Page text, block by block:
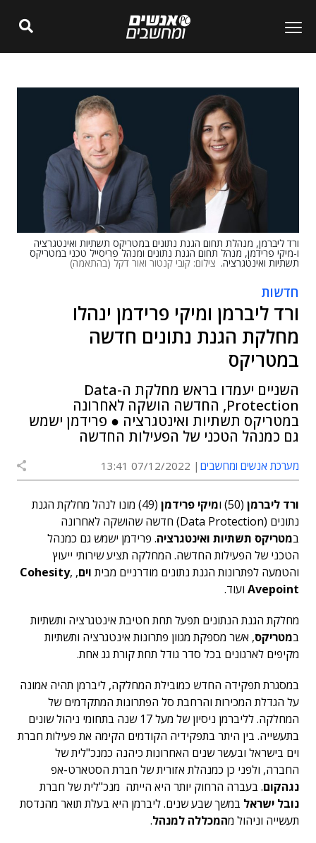
ורד ליברמן, מנהלת תחום הגנת נתונים במטריקס תשתיות ואינטגרציה
ו-מיקי פרידמן, מנהל תחום הגנת נתונים ומנהל פריסייל טכני במטריקס
תשתיות ואינטגרציה. צילום: קובי קנטור ואור דקל (בהתאמה)
חדשות
ורד ליברמן ומיקי פרידמן ינהלו
מחלקת הגנת נתונים חדשה
במטריקס
השניים יעמדו בראש מחלקת ה-Data
Protection, החדשה הושקה לאחרונה
במטריקס תשתיות ואינטגרציה ● פרידמן ישמש
גם כמנהל הטכני של הפעילות החדשה
מערכת אנשים ומחשבים 07/12/2022 13:41
ורד ליברמן (50) ו מיקי פרידמן
(49) מונו לנהל מחלקת הגנת
נתונים (Data Protection) חדשה שהושקה לאחרונה
במטריקס תשתיות ואינטגרציה. פרידמן ישמש גם כמנהל
הטכני של הפעילות החדשה. המחלקה תציע שירותי ייעוץ
והטמעה לפתרונות הגנת נתונים מודרניים מבית וים,
Cohesity,
Avepoint ועוד.
מחלקת הגנת הנתונים תפעל תחת חטיבת אינטגרציה ותשתיות
במטריקס, אשר מספקת מגוון פתרונות אינטגרציה ותשתיות
מקיפים לארגונים בכל סדר גודל תחת קורת גג אחת.
במסגרת תפקידה החדש כמובילת המחלקה, ליברמן תהיה אמונה
על הגדלת המכירות והרחבת סל הפתרונות המתקדמים של
המחלקה. לליברמן ניסיון של מעל 17 שנה בתחומי ניהול שונים
בתעשייה. בין היתר בתפקידיה הקודמים הקימה את פעילות חברת
וים בישראל ובעשר שנים האחרונות כיהנה כמנכ"לית של
החברה, ולפני כן כמנהלת אזורית של חברת הסטארט-אפ
נגהקום. בעברה הרחוק יותר היא הייתה מנכ"לית של חברת
נובל ישראל במשך שבע שנים. ליברמן היא בעלת תואר מהנדסת
תעשייה וניהול מהמכללה למנהל.